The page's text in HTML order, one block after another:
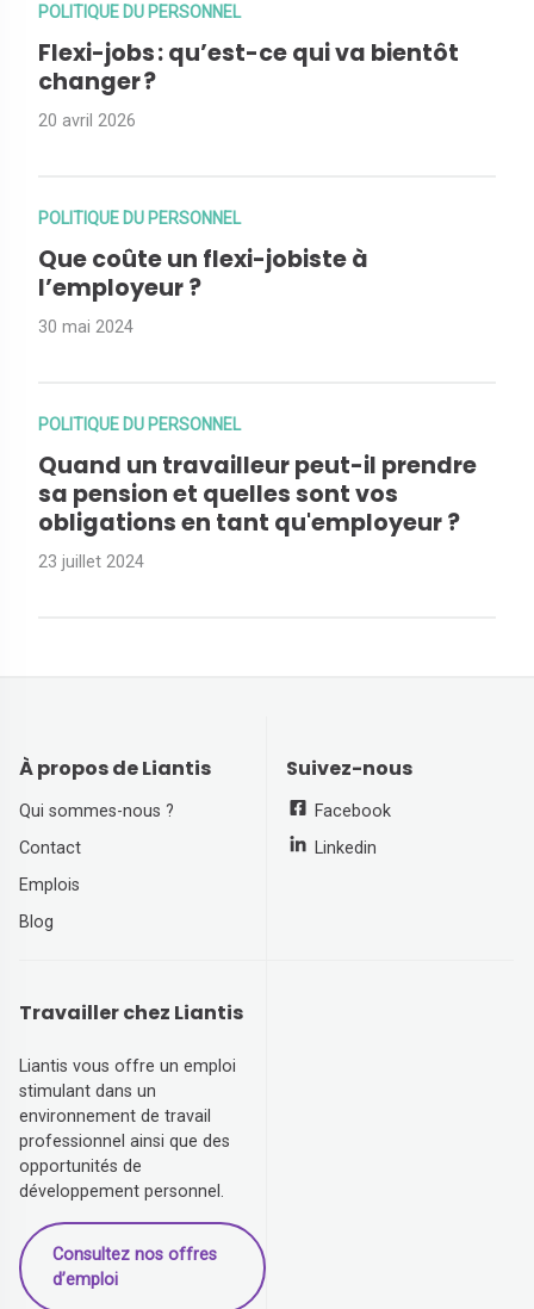
POLITIQUE DU PERSONNEL
Flexi-jobs : qu’est-ce qui va bientôt
changer ?
20 avril 2026
POLITIQUE DU PERSONNEL
Que coûte un flexi-jobiste à
l’employeur ?
30 mai 2024
POLITIQUE DU PERSONNEL
Quand un travailleur peut-il prendre
sa pension et quelles sont vos
obligations en tant qu'employeur ?
23 juillet 2024
À propos de Liantis
Qui sommes-nous ?
Contact
Emplois
Blog
Suivez-nous
Facebook
Linkedin
Travailler chez Liantis
Liantis vous offre un emploi
stimulant dans un
environnement de travail
professionnel ainsi que des
opportunités de
développement personnel.
Consultez nos offres
d’emploi